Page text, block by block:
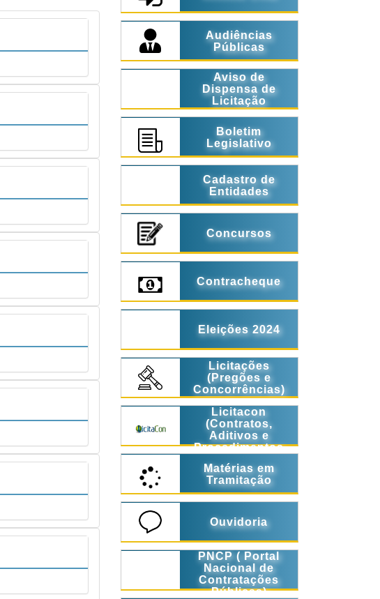
Audiências
Públicas
Aviso de
Dispensa de
Licitação
Boletim
Legislativo
Cadastro de
Entidades
Concursos
Contracheque
Eleições 2024
Licitações
(Pregões e
Concorrências)
Licitacon
(Contratos,
Aditivos e
Procedimentos
Matérias em
Tramitação
Ouvidoria
PNCP ( Portal
Nacional de
Contratações
Públicas)